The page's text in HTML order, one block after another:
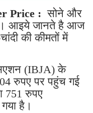
Price : सोने और
है। आइये जानते है आज
की कीमतों में
(IBJA) के
रुपए पर पहुंच गई
751 रुपए
है।